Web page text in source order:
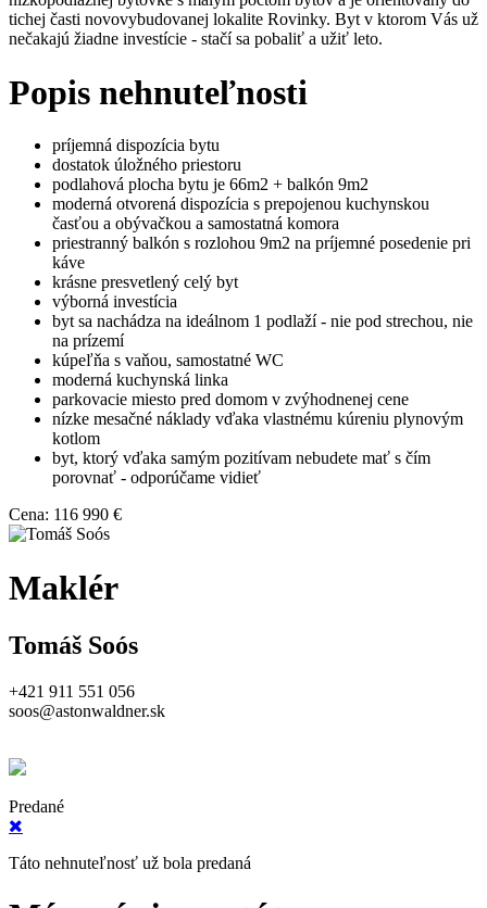
tichej časti novovybudovanej lokalite Rovinky. Byt v ktorom Vás už
nečakajú žiadne investície - stačí sa pobaliť a užiť leto.
Popis nehnuteľnosti
príjemná dispozícia bytu
dostatok úložného priestoru
podlahová plocha bytu je 66m2 + balkón 9m2
moderná otvorená dispozícia s prepojenou kuchynskou
časťou a obývačkou a samostatná komora
priestranný balkón s rozlohou 9m2 na príjemné posedenie pri
káve
krásne presvetlený celý byt
výborná investícia
byt sa nachádza na ideálnom 1 podlaží - nie pod strechou, nie
na prízemí
kúpeľňa s vaňou, samostatné WC
moderná kuchynská linka
parkovacie miesto pred domom v zvýhodnenej cene
nízke mesačné náklady vďaka vlastnému kúreniu plynovým
kotlom
byt, ktorý vďaka samým pozitívam nebudete mať s čím
porovnať - odporúčame vidieť
Cena: 116 990 €
Maklér
Tomáš Soós
+421 911 551 056
soos@astonwaldner.sk
Predané
Táto nehnuteľnosť už bola predaná